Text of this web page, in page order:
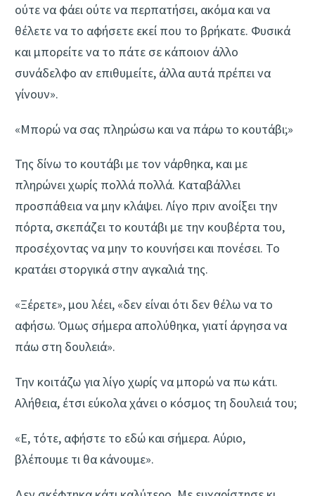
ούτε να φάει ούτε να περπατήσει, ακόμα και να
θέλετε να το αφήσετε εκεί που το βρήκατε. Φυσικά
και μπορείτε να το πάτε σε κάποιον άλλο
συνάδελφο αν επιθυμείτε, άλλα αυτά πρέπει να
γίνουν».
«Μπορώ να σας πληρώσω και να πάρω το κουτάβι;»
Της δίνω το κουτάβι με τον νάρθηκα, και με
πληρώνει χωρίς πολλά πολλά. Καταβάλλει
προσπάθεια να μην κλάψει. Λίγο πριν ανοίξει την
πόρτα, σκεπάζει το κουτάβι με την κουβέρτα του,
προσέχοντας να μην το κουνήσει και πονέσει. Το
κρατάει στοργικά στην αγκαλιά της.
«Ξέρετε», μου λέει, «δεν είναι ότι δεν θέλω να το
αφήσω. Όμως σήμερα απολύθηκα, γιατί άργησα να
πάω στη δουλειά».
Την κοιτάζω για λίγο χωρίς να μπορώ να πω κάτι.
Αλήθεια, έτσι εύκολα χάνει ο κόσμος τη δουλειά του;
«Ε, τότε, αφήστε το εδώ και σήμερα. Αύριο,
βλέπουμε τι θα κάνουμε».